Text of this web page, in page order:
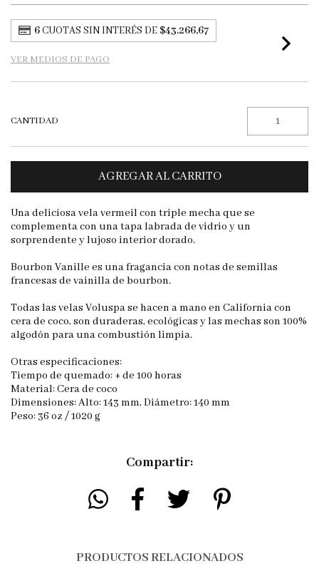
6CUOTAS SIN INTERÉS DE$43.266,67
VER MEDIOS DE PAGO
CANTIDAD
Una deliciosa vela vermeil con triple mecha que se
complementa con una tapa labrada de vidrio y un
sorprendente y lujoso interior dorado.
Bourbon Vanille es una fragancia con notas de semillas
francesas de vainilla de bourbon.
Todas las velas Voluspa se hacen a mano en California con
cera de coco, son duraderas, ecológicas y las mechas son 100%
algodón para una combustión limpia.
Otras especificaciones:
Tiempo de quemado: + de 100 horas
Material: Cera de coco
Dimensiones: Alto: 143 mm, Diámetro: 140 mm
Peso: 36 oz / 1020 g
Compartir:
PRODUCTOS RELACIONADOS